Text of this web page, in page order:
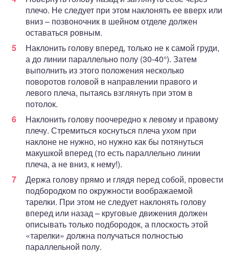
плечо. Не следует при этом наклонять ее вверх или
вниз – позвоночник в шейном отделе должен
оставаться ровным.
Наклонить голову вперед, только не к самой груди,
а до линии параллельно полу (30-40°). Затем
выполнить из этого положения несколько
поворотов головой в направлении правого и
левого плеча, пытаясь взглянуть при этом в
потолок.
Наклонить голову поочередно к левому и правому
плечу. Стремиться коснуться плеча ухом при
наклоне не нужно, но нужно как бы потянуться
макушкой вперед (то есть параллельно линии
плеча, а не вниз, к нему!).
Держа голову прямо и глядя перед собой, провести
подбородком по окружности воображаемой
тарелки. При этом не следует наклонять голову
вперед или назад – круговые движения должен
описывать только подбородок, а плоскость этой
«тарелки» должна получаться полностью
параллельной полу.